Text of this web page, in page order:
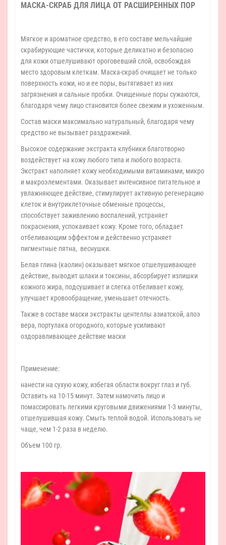
МАСКА-СКРАБ ДЛЯ ЛИЦА ОТ РАСШИРЕННЫХ ПОР
Мягкое и ароматное средство, в его составе мельчайшие
скрабирующие частички, которые деликатно и безопасно
для кожи отшелушивают ороговевший слой, освобождая
место здоровым клеткам. Маска-скраб очищает не только
поверхность кожи, но и ее поры, вытягивает из них
загрязнения и сальные пробки. Очищенные поры сужаются,
благодаря чему лицо становится более свежим и ухоженным.
Состав маски максимально натуральный, благодаря чему
средство не вызывает раздражений.
Высокое содержание экстракта клубники благотворно
воздействует на кожу любого типа и любого возраста.
Экстракт наполняет кожу необходимыми витаминами, микро
и макроэлементами. Оказывает интенсивное питательное и
увлажняющее действие, стимулирует активную регенерацию
клеток и внутриклеточные обменные процессы,
способствует заживлению воспалений, устраняет
покраснения, успокаивает кожу. Кроме того, обладает
отбеливающим эффектом и действенно устраняет
пигментные пятна, веснушки.
Белая глина (каолин) оказывает мягкое отшелушивающее
действие, выводит шлаки и токсины, абсорбирует излишки
кожного жира, подсушивает и слегка отбеливает кожу,
улучшает кровообращение, уменьшает отечность.
Также в составе маски экстракты центеллы азиатской, алоэ
вера, портулака огородного, которые усиливают
оздоравливающее действие маски
Применение:
нанести на сухую кожу, избегая области вокруг глаз и губ.
Оставить на 10-15 минут. Затем намочить лицо и
помассировать легкими круговыми движениями 1-3 минуты,
отшелушившая кожу. Смыть теплой водой. Использовать не
чаще, чем 1-2 раза в неделю.
Объем 100 гр.